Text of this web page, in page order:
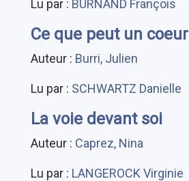
Lu par : BURNAND François
Ce que peut un coeur
Auteur : Burri, Julien
Lu par : SCHWARTZ Danielle
La voie devant soi
Auteur : Caprez, Nina
Lu par : LANGEROCK Virginie